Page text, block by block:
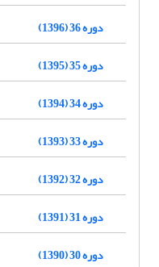
دوره 36 (1396)
دوره 35 (1395)
دوره 34 (1394)
دوره 33 (1393)
دوره 32 (1392)
دوره 31 (1391)
دوره 30 (1390)